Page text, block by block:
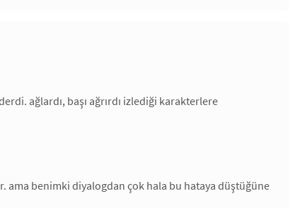
ağlardı, başı ağrırdı izlediği karakterlere
ama benimki diyalogdan çok hala bu hataya düştüğüne